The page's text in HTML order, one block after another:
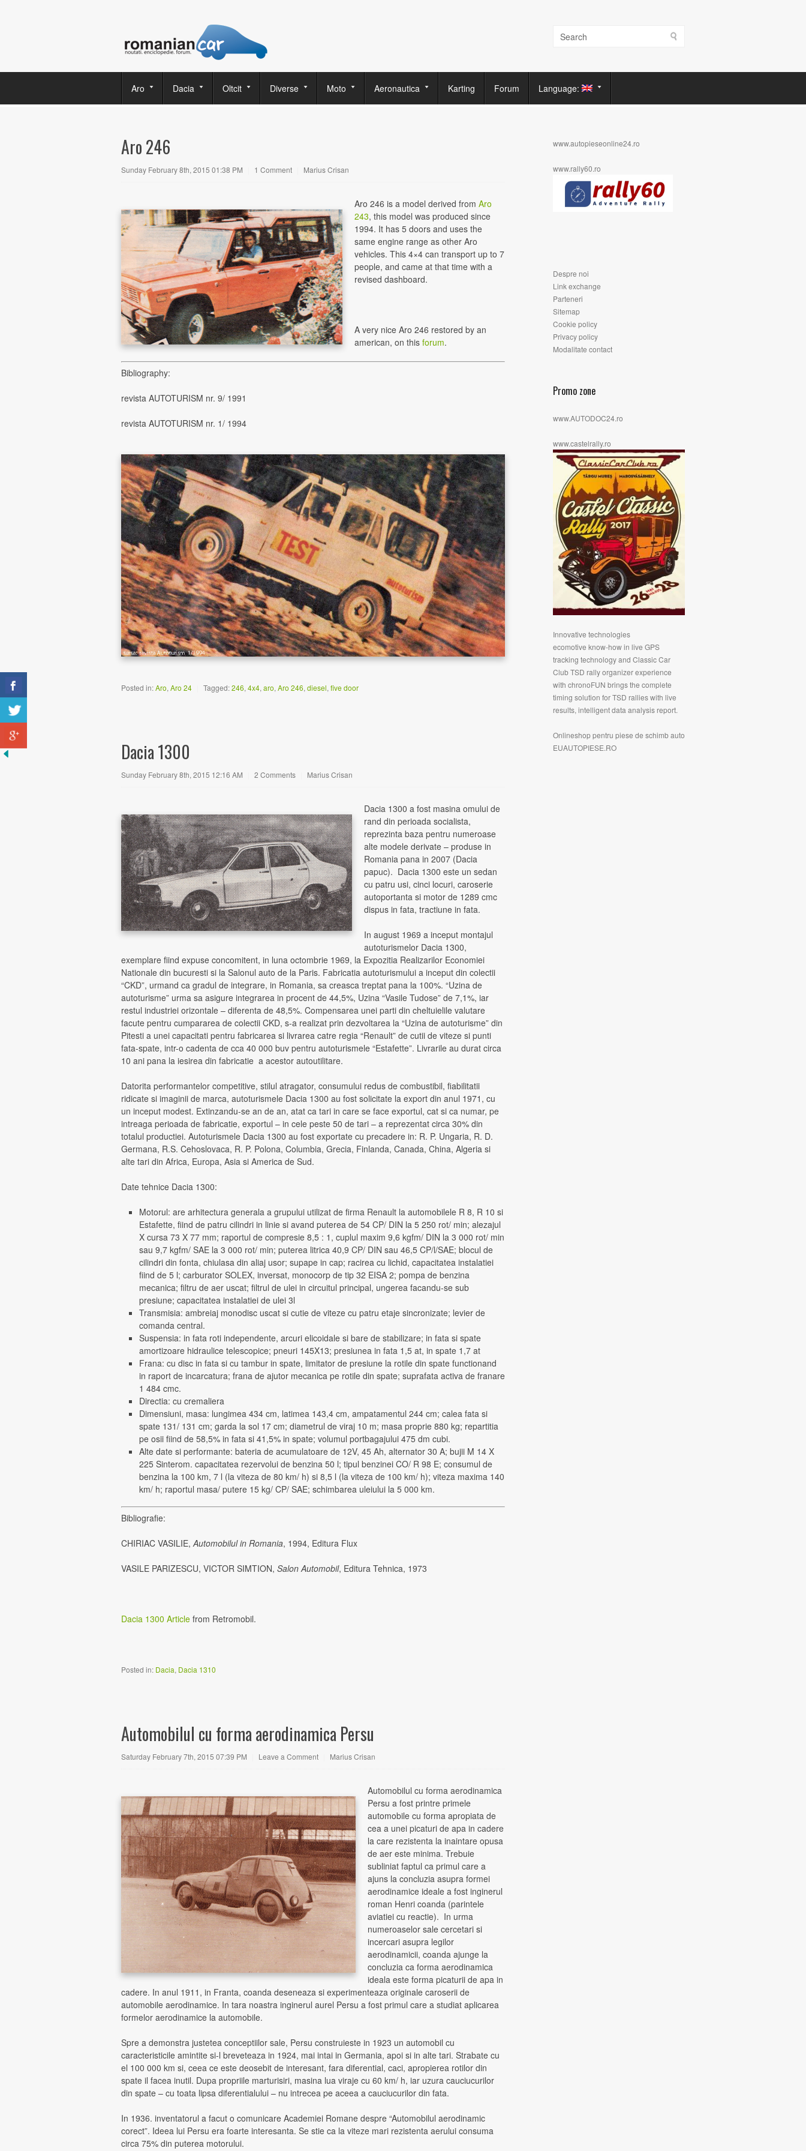
Aro Dacia Oltcit Diverse Moto Aeronautica Karting Forum Language:
Aro 246
Sunday February 8th, 2015 01:38 PM 1 Comment Marius Crisan
Aro 246 is a model derived from Aro
243, this model was produced since
1994. It has 5 doors and uses the
same engine range as other Aro
vehicles. This 4×4 can transport up to 7
people, and came at that time with a
revised dashboard.
A very nice Aro 246 restored by an
american, on this forum.
Bibliography:
revista AUTOTURISM nr. 9/ 1991
revista AUTOTURISM nr. 1/ 1994
Posted in:Aro, Aro 24 Tagged:246, 4x4, aro, Aro 246, diesel, five door
Dacia 1300
Sunday February 8th, 2015 12:16 AM 2 Comments Marius Crisan
Dacia 1300 a fost masina omului de
rand din perioada socialista,
reprezinta baza pentru numeroase
alte modele derivate – produse in
Romania pana in 2007 (Dacia
papuc). Dacia 1300 este un sedan
cu patru usi, cinci locuri, caroserie
autoportanta si motor de 1289 cmc
dispus in fata, tractiune in fata.
In august 1969 a inceput montajul
autoturismelor Dacia 1300,
exemplare fiind expuse concomitent, in luna octombrie 1969, la Expozitia Realizarilor Economiei
Nationale din bucuresti si la Salonul auto de la Paris. Fabricatia autoturismului a inceput din colectii
“CKD”, urmand ca gradul de integrare, in Romania, sa creasca treptat pana la 100%. “Uzina de
autoturisme” urma sa asigure integrarea in procent de 44,5%, Uzina “Vasile Tudose” de 7,1%, iar
restul industriei orizontale – diferenta de 48,5%. Compensarea unei parti din cheltuielile valutare
facute pentru cumpararea de colectii CKD, s-a realizat prin dezvoltarea la “Uzina de autoturisme” din
Pitesti a unei capacitati pentru fabricarea si livrarea catre regia “Renault” de cutii de viteze si punti
fata-spate, intr-o cadenta de cca 40 000 buv pentru autoturismele “Estafette”. Livrarile au durat circa
10 ani pana la iesirea din fabricatie a acestor autoutilitare.
Datorita performantelor competitive, stilul atragator, consumului redus de combustibil, fiabilitatii
ridicate si imaginii de marca, autoturismele Dacia 1300 au fost solicitate la export din anul 1971, cu
un inceput modest. Extinzandu-se an de an, atat ca tari in care se face exportul, cat si ca numar, pe
intreaga perioada de fabricatie, exportul – in cele peste 50 de tari – a reprezentat circa 30% din
totalul productiei. Autoturismele Dacia 1300 au fost exportate cu precadere in: R. P. Ungaria, R. D.
Germana, R.S. Cehoslovaca, R. P. Polona, Columbia, Grecia, Finlanda, Canada, China, Algeria si
alte tari din Africa, Europa, Asia si America de Sud.
Date tehnice Dacia 1300:
Motorul: are arhitectura generala a grupului utilizat de firma Renault la automobilele R 8, R 10 si
Estafette, fiind de patru cilindri in linie si avand puterea de 54 CP/ DIN la 5 250 rot/ min; alezajul
X cursa 73 X 77 mm; raportul de compresie 8,5 : 1, cuplul maxim 9,6 kgfm/ DIN la 3 000 rot/ min
sau 9,7 kgfm/ SAE la 3 000 rot/ min; puterea litrica 40,9 CP/ DIN sau 46,5 CP/l/SAE; blocul de
cilindri din fonta, chiulasa din aliaj usor; supape in cap; racirea cu lichid, capacitatea instalatiei
fiind de 5 l; carburator SOLEX, inversat, monocorp de tip 32 EISA 2; pompa de benzina
mecanica; filtru de aer uscat; filtrul de ulei in circuitul principal, ungerea facandu-se sub
presiune; capacitatea instalatiei de ulei 3l
Transmisia: ambreiaj monodisc uscat si cutie de viteze cu patru etaje sincronizate; levier de
comanda central.
Suspensia: in fata roti independente, arcuri elicoidale si bare de stabilizare; in fata si spate
amortizoare hidraulice telescopice; pneuri 145X13; presiunea in fata 1,5 at, in spate 1,7 at
Frana: cu disc in fata si cu tambur in spate, limitator de presiune la rotile din spate functionand
in raport de incarcatura; frana de ajutor mecanica pe rotile din spate; suprafata activa de franare
1 484 cmc.
Directia: cu cremaliera
Dimensiuni, masa: lungimea 434 cm, latimea 143,4 cm, ampatamentul 244 cm; calea fata si
spate 131/ 131 cm; garda la sol 17 cm; diametrul de viraj 10 m; masa proprie 880 kg; repartitia
pe osii fiind de 58,5% in fata si 41,5% in spate; volumul portbagajului 475 dm cubi.
Alte date si performante: bateria de acumulatoare de 12V, 45 Ah, alternator 30 A; bujii M 14 X
225 Sinterom. capacitatea rezervolui de benzina 50 l; tipul benzinei CO/ R 98 E; consumul de
benzina la 100 km, 7 l (la viteza de 80 km/ h) si 8,5 l (la viteza de 100 km/ h); viteza maxima 140
km/ h; raportul masa/ putere 15 kg/ CP/ SAE; schimbarea uleiului la 5 000 km.
Bibliografie:
CHIRIAC VASILIE,Automobilul in Romania, 1994, Editura Flux
VASILE PARIZESCU, VICTOR SIMTION, Salon Automobil, Editura Tehnica, 1973
Dacia 1300 Article from Retromobil.
Posted in: Dacia, Dacia 1310
Automobilul cu forma aerodinamica Persu
Saturday February 7th, 2015 07:39 PM Leave a Comment Marius Crisan
Automobilul cu forma aerodinamica
Persu a fost printre primele
automobile cu forma apropiata de
cea a unei picaturi de apa in cadere
la care rezistenta la inaintare opusa
de aer este minima. Trebuie
subliniat faptul ca primul care a
ajuns la concluzia asupra formei
aerodinamice ideale a fost inginerul
roman Henri coanda (parintele
aviatiei cu reactie). In urma
numeroaselor sale cercetari si
incercari asupra legilor
aerodinamicii, coanda ajunge la
concluzia ca forma aerodinamica
ideala este forma picaturii de apa in
cadere. In anul 1911, in Franta, coanda deseneaza si experimenteaza originale caroserii de
automobile aerodinamice. In tara noastra inginerul aurel Persu a fost primul care a studiat aplicarea
formelor aerodinamice la automobile.
Spre a demonstra justetea conceptiilor sale, Persu construieste in 1923 un automobil cu
caracteristicile amintite si-l breveteaza in 1924, mai intai in Germania, apoi si in alte tari. Strabate cu
el 100 000 km si, ceea ce este deosebit de interesant, fara diferential, caci, apropierea rotilor din
spate il facea inutil. Dupa propriile marturisiri, masina lua viraje cu 60 km/ h, iar uzura cauciucurilor
din spate – cu toata lipsa diferentialului – nu intrecea pe aceea a cauciucurilor din fata.
In 1936. inventatorul a facut o comunicare Academiei Romane despre “Automobilul aerodinamic
corect”. Ideea lui Persu era foarte interesanta. Se stie ca la viteze mari rezistenta aerului consuma
circa 75% din puterea motorului.
www.autopieseonline24.ro
www.rally60.ro
Despre noi
Link exchange
Parteneri
Sitemap
Cookie policy
Privacy policy
Modalitate contact
Promo zone
www.AUTODOC24.ro
www.castelrally.ro
Innovative technologies
ecomotive know-how in live GPS
tracking technology and Classic Car
Club TSD rally organizer experience
with chronoFUN brings the complete
timing solution for TSD rallieswith live
results, intelligent data analysis report.
Onlineshop pentru piese de schimb auto
EUAUTOPIESE.RO